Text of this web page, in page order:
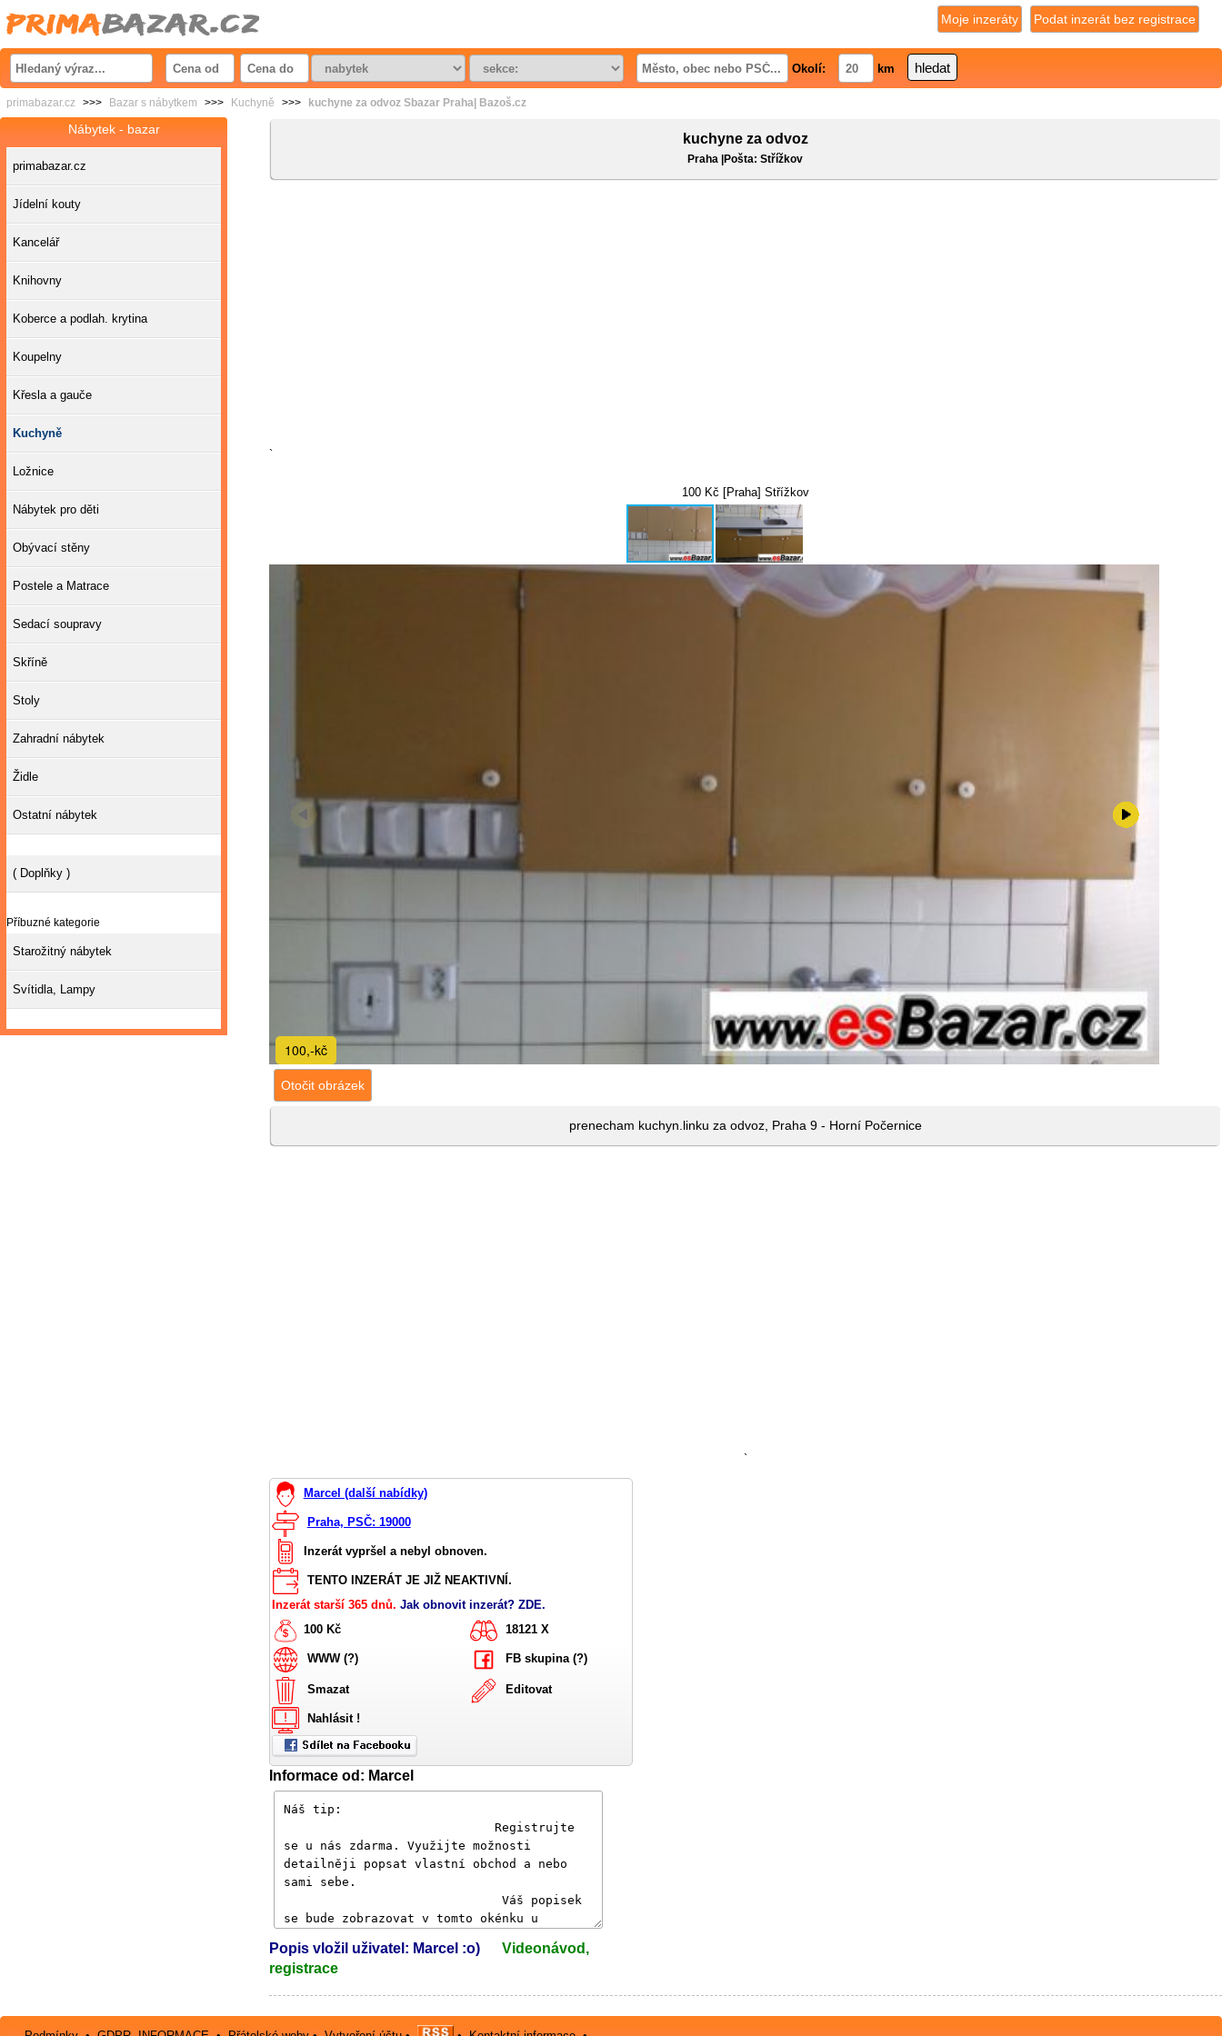
Podat inzerát bez registrace
Moje inzeráty
Okolí: km
primabazar.cz >>> Bazar s nábytkem >>> Kuchyně >>> kuchyne za odvoz Sbazar Praha| Bazoš.cz
kuchyne za odvoz
Praha |Pošta: Střížkov
`
100 Kč [Praha] Střížkov
100,-kč
Otočit obrázek
prenecham kuchyn.linku za odvoz, Praha 9 - Horní Počernice
`
Marcel (další nabídky)
Praha, PSČ: 19000
Inzerát vypršel a nebyl obnoven.
TENTO INZERÁT JE JIŽ NEAKTIVNÍ.
Inzerát starší 365 dnů. Jak obnovit inzerát? ZDE.
100 Kč
18121 X
WWW (?) FB skupina (?)
Smazat Editovat
Nahlásit !
Informace od: Marcel
Popis vložil uživatel: Marcel :o)
Videonávod,
registrace
Nábytek - bazar
primabazar.cz
Jídelní kouty
Kancelář
Knihovny
Koberce a podlah. krytina
Koupelny
Křesla a gauče
Kuchyně
Ložnice
Nábytek pro děti
Obývací stěny
Postele a Matrace
Sedací soupravy
Skříně
Stoly
Zahradní nábytek
Židle
Ostatní nábytek
( Doplňky )
Příbuzné kategorie
Starožitný nábytek
Svítidla, Lampy